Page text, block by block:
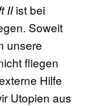
IIist bei
Soweit
unsere
fliegen
Hilfe
Utopien aus